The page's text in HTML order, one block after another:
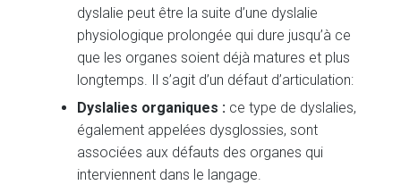
dyslalie peut être la suite d’une dyslalie
physiologique prolongée qui dure jusqu’à ce
que les organes soient déjà matures et plus
longtemps. Il s’agit d’un défaut d’articulation:
Dyslalies organiques : ce type de dyslalies,
également appelées dysglossies, sont
associées aux défauts des organes qui
interviennent dans le langage.